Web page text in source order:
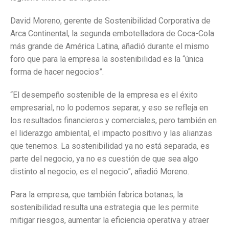
David Moreno, gerente de Sostenibilidad Corporativa de
Arca Continental, la segunda embotelladora de Coca-Cola
más grande de América Latina, añadió durante el mismo
foro que para la empresa la sostenibilidad es la “única
forma de hacer negocios”.
“El desempeño sostenible de la empresa es el éxito
empresarial, no lo podemos separar, y eso se refleja en
los resultados financieros y comerciales, pero también en
el liderazgo ambiental, el impacto positivo y las alianzas
que tenemos. La sostenibilidad ya no está separada, es
parte del negocio, ya no es cuestión de que sea algo
distinto al negocio, es el negocio”, añadió Moreno.
Para la empresa, que también fabrica botanas, la
sostenibilidad resulta una estrategia que les permite
mitigar riesgos, aumentar la eficiencia operativa y atraer